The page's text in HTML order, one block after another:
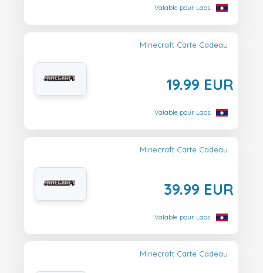
Valable pour Laos
Minecraft Carte Cadeau
19.99 EUR
Valable pour Laos
Minecraft Carte Cadeau
39.99 EUR
Valable pour Laos
Minecraft Carte Cadeau